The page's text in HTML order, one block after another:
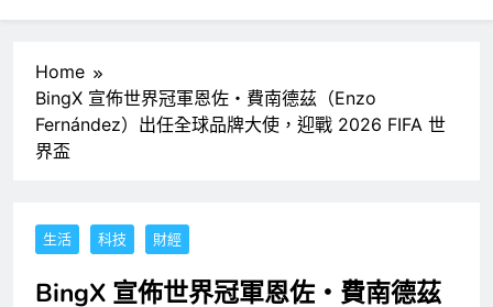
Home
BingX 宣佈世界冠軍恩佐・費南德茲（Enzo
Fernández）出任全球品牌大使，迎戰 2026 FIFA 世
界盃
生活 科技 財經
BingX 宣佈世界冠軍恩佐・費南德茲